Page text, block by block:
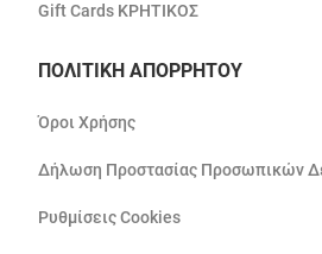
Gift Cards ΚΡΗΤΙΚΟΣ
ΠΟΛΙΤΙΚΗ ΑΠΟΡΡΗΤΟΥ
Όροι Χρήσης
Δήλωση Προστασίας Προσωπικών
Ρυθμίσεις Cookies